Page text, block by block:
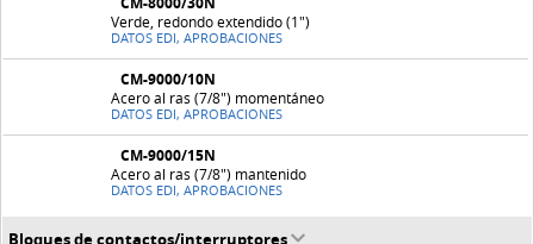
Verde, redondo extendido (1")
DATOS EDI, APROBACIONES
CM-9000/10N
Acero al ras (7/8") momentáneo
DATOS EDI, APROBACIONES
CM-9000/15N
Acero al ras (7/8") mantenido
DATOS EDI, APROBACIONES
Bloques de contactos/interruptores